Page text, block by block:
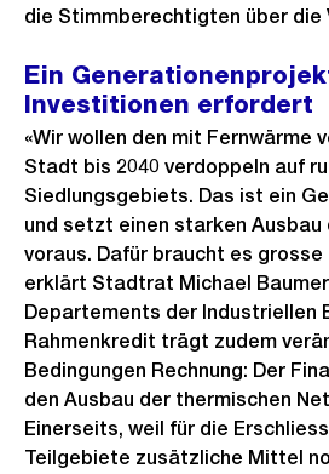
die Stimmberechtigten über die
Ein
Investitionen erfordert
«Wir wollen den mit Fernwärme
Stadt bis 2040 verdoppeln auf
Siedlungsgebiets. Das ist ein
und setzt einen starken
voraus. Dafür braucht es grosse
erklärt Stadtrat Michael
Departements der Industriellen
Rahmenkredit trägt zudem
Bedingungen Rechnung: Der
den Ausbau der thermischen
Einerseits, weil für die
Teilgebiete zusätzliche Mittel